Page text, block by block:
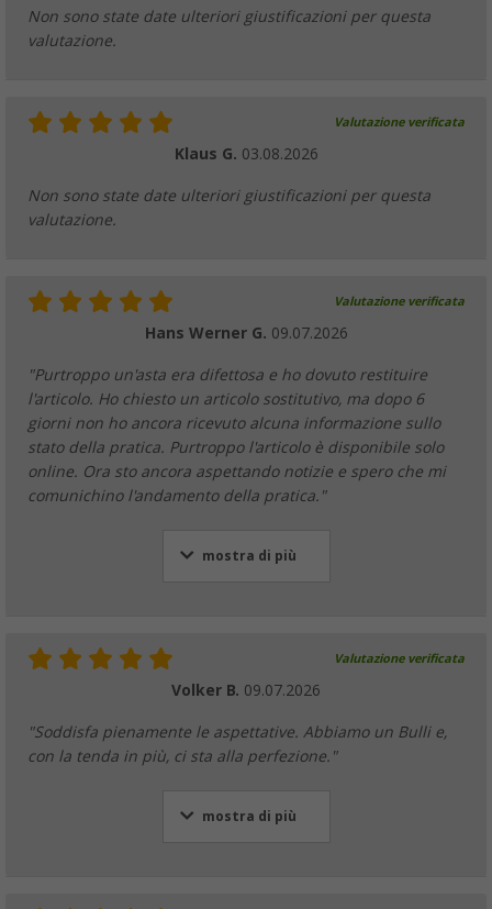
Non sono state date ulteriori giustificazioni per questa
valutazione.
Valutazione verificata
Klaus G. 03.08.2026
Non sono state date ulteriori giustificazioni per questa
valutazione.
Valutazione verificata
Hans Werner G. 09.07.2026
"Purtroppo un'asta era difettosa e ho dovuto restituire
l'articolo. Ho chiesto un articolo sostitutivo, ma dopo 6
giorni non ho ancora ricevuto alcuna informazione sullo
stato della pratica. Purtroppo l'articolo è disponibile solo
online. Ora sto ancora aspettando notizie e spero che mi
comunichino l'andamento della pratica."
mostra di più
Valutazione verificata
Volker B. 09.07.2026
"Soddisfa pienamente le aspettative. Abbiamo un Bulli e,
con la tenda in più, ci sta alla perfezione."
mostra di più